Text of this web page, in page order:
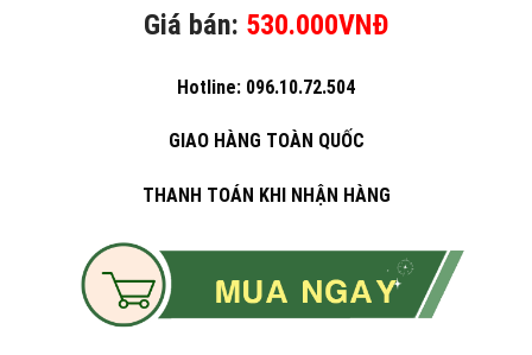
Giá bán: 530.000VNĐ
Hotline: 096.10.72.504
GIAO HÀNG TOÀN QUỐC
THANH TOÁN KHI NHẬN HÀNG